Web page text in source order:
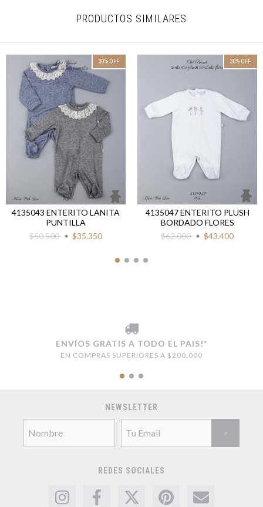
PRODUCTOS SIMILARES
30% OFF
4135043 ENTERITO LANITA
PUNTILLA
$50.500
$35.350
30% OFF
4135047 ENTERITO PLUSH
BORDADO FLORES
$62.000
$43.400
ENVÍOS GRATIS A TODO EL PAIS!*
EN COMPRAS SUPERIORES A $200.000
NEWSLETTER
REDES SOCIALES